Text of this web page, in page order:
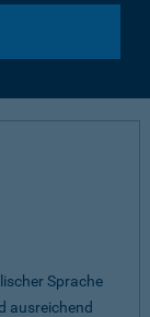
Sprache
ausreichend